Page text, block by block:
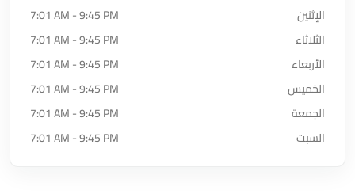
الإثنين
7:01 AM - 9:45 PM
الثلاثاء
7:01 AM - 9:45 PM
الأربعاء
7:01 AM - 9:45 PM
الخميس
7:01 AM - 9:45 PM
الجمعة
7:01 AM - 9:45 PM
السبت
7:01 AM - 9:45 PM